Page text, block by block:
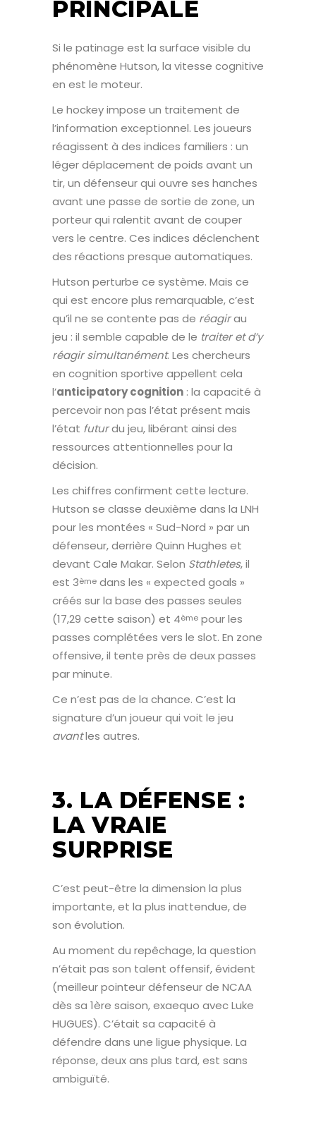
PRINCIPALE
Si le patinage est la surface visible du
phénomène Hutson, la vitesse cognitive
en est le moteur.
Le hockey impose un traitement de
l’information exceptionnel. Les joueurs
réagissent à des indices familiers : un
léger déplacement de poids avant un
tir, un défenseur qui ouvre ses hanches
avant une passe de sortie de zone, un
porteur qui ralentit avant de couper
vers le centre. Ces indices déclenchent
des réactions presque automatiques.
Hutson perturbe ce système. Mais ce
qui est encore plus remarquable, c’est
qu’il ne se contente pas de réagirau
jeu : il semble capable de le traiter et d’y
réagir simultanément. Les chercheurs
en cognition sportive appellent cela
l’anticipatory cognition : la capacité à
percevoir non pas l’état présent mais
l’état futurdu jeu, libérant ainsi des
ressources attentionnelles pour la
décision.
Les chiffres confirment cette lecture.
Hutson se classe deuxième dans la LNH
pour les montées « Sud-Nord » par un
défenseur, derrière Quinn Hughes et
devant Cale Makar. Selon Stathletes, il
est 3ème dans les « expected goals »
créés sur la base des passes seules
(17,29 cette saison) et 4ème pour les
passes complétées vers le slot. En zone
offensive, il tente près de deux passes
par minute.
Ce n’est pas de la chance. C’est la
signature d’un joueur qui voit le jeu
avantles autres.
3. LA DÉFENSE :
LA VRAIE
SURPRISE
C’est peut-être la dimension la plus
importante, et la plus inattendue, de
son évolution.
Au moment du repêchage, la question
n’était pas son talent offensif, évident
(meilleur pointeur défenseur de NCAA
dès sa 1ère saison, exaequo avec Luke
HUGUES). C’était sa capacité à
défendre dans une ligue physique. La
réponse, deux ans plus tard, est sans
ambiguïté.